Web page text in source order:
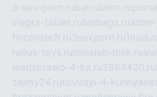
3-sex-porn.ruban-damn.ru
viagra-tablet.rufasbags.ru
fincontech.ru3sexporn.ru
rebus-toys.ru minelab-msk.ru
medsprawo-4-ka.ru2864420.ru
zajmy24.rutovudyi-4-